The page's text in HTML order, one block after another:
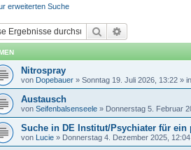
erweiterten Suche
Suche
Nitrospray
von Dopebauer » Sonntag 19. Juli 2026, 13:22 » in
Austausch
von Seifenbalsenseele » Donnerstag 5. Februar
Suche in DE Institut/Psychiater für ein
von Lucie » Donnerstag 4. Dezember 2025, 12:04